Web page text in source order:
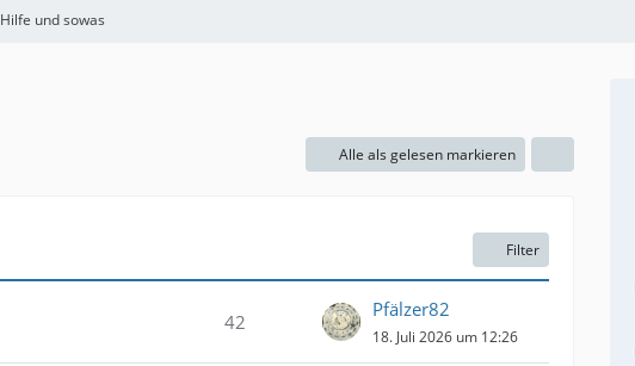
Hilfe und sowas
Alle als gelesen markieren
Filter
42
Pfälzer82
18. Juli 2026 um 12:26